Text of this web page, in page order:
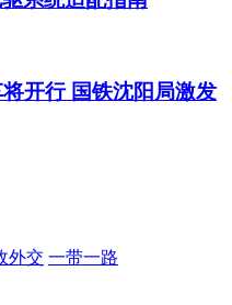
开行 国铁沈阳局激发
外交 一带一路